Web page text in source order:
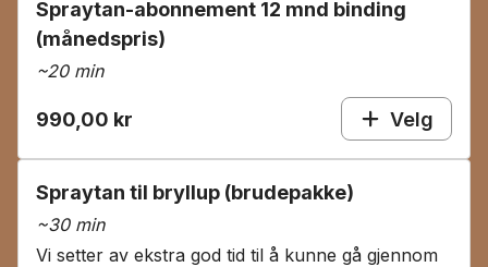
Spraytan-abonnement 12 mnd binding
(månedspris)
~20 min
990,00 kr Velg
Spraytan til bryllup (brudepakke)
~30 min
Vi setter av ekstra god tid til å kunne gå gjennom